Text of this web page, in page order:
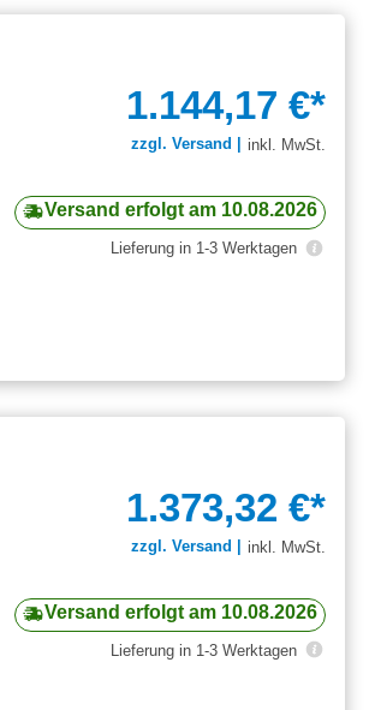
1.144,17 €*
zzgl. Versand | inkl. MwSt.
Versand erfolgt am 10.08.2026
Lieferung in 1-3 Werktagen
1.373,32 €*
zzgl. Versand | inkl. MwSt.
Versand erfolgt am 10.08.2026
Lieferung in 1-3 Werktagen